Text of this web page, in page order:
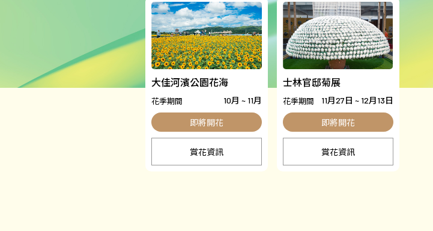
大佳河濱公園花海
花季期間 10月 ~ 11月
賞花資訊
士林官邸菊展
花季期間 11月27日 ~ 12月13日
賞花資訊